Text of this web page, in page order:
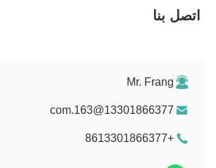
اتصل بنا
Mr. Frang
13301866377@163.com
+8613301866377